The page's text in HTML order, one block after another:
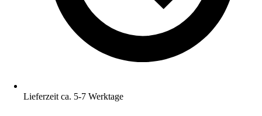
Lieferzeit ca. 5-7 Werktage